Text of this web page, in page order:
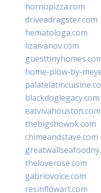
hornopizza.com
driveadragster.com
hematologa.com
lizaivanov.com
home-plow-by-
blackdoglegacy.com
eatvivahouston.com
thebigshowok.com
chimeandstave.com
theloverose.com
gabriovoice.com
resinflowart.com